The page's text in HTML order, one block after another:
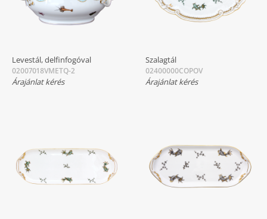
Levestál, delfinfogóval
02007018VMETQ-2
Árajánlat kérés
Szalagtál
02400000COPOV
Árajánlat kérés